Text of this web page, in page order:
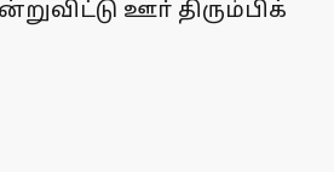
ஊா் திரும்பிக்